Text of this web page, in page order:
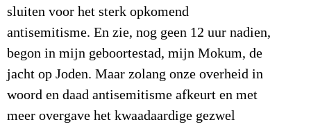
sluiten voor het sterk opkomend
antisemitisme. En zie, nog geen 12 uur nadien,
begon in mijn geboortestad, mijn Mokum, de
jacht op Joden. Maar zolang onze overheid in
woord en daad antisemitisme afkeurt en met
meer overgave het kwaadaardige gezwel